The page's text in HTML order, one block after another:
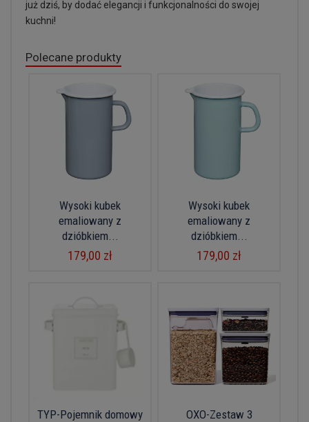
już dziś, by dodać elegancji i funkcjonalności do swojej
kuchni!
Polecane produkty
Wysoki kubek
emaliowany z
dzióbkiem...
179,00 zł
Wysoki kubek
emaliowany z
dzióbkiem...
179,00 zł
TYP-Pojemnik domowy
OXO-Zestaw 3